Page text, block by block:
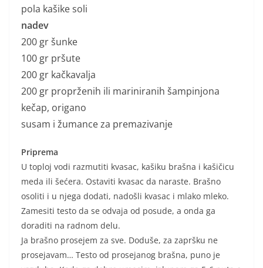
pola kašike soli
nadev
200 gr šunke
100 gr pršute
200 gr kačkavalja
200 gr proprženih ili mariniranih šampinjona
kečap, origano
susam i žumance za premazivanje
Priprema
U toploj vodi razmutiti kvasac, kašiku brašna i kašičicu
meda ili šećera. Ostaviti kvasac da naraste. Brašno
osoliti i u njega dodati, nadošli kvasac i mlako mleko.
Zamesiti testo da se odvaja od posude, a onda ga
doraditi na radnom delu.
Ja brašno prosejem za sve. Doduše, za zapršku ne
prosejavam… Testo od prosejanog brašna, puno je